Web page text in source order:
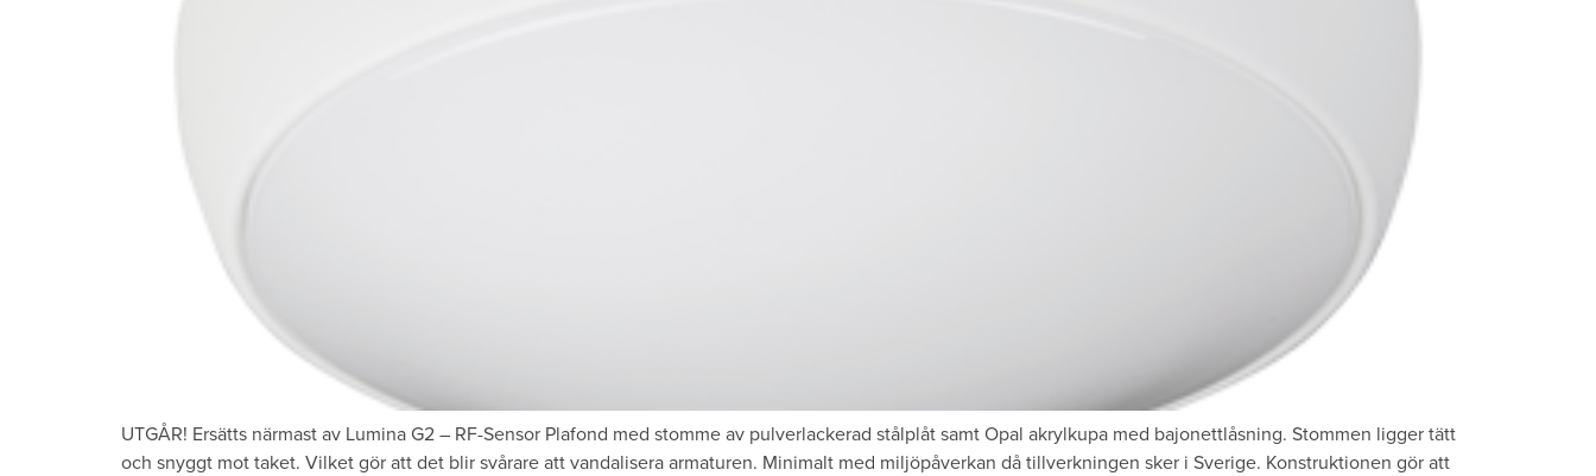
UTGÅR! Ersätts närmast av Lumina G2 – RF-Sensor Plafond med stomme av pulverlackerad stålplåt samt Opal akrylkupa med bajonettlåsning. Stommen ligger tätt
och snyggt mot taket. Vilket gör att det blir svårare att vandalisera armaturen. Minimalt med miljöpåverkan då tillverkningen sker i Sverige. Konstruktionen gör att